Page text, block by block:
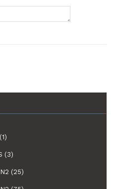
(3)
(25)